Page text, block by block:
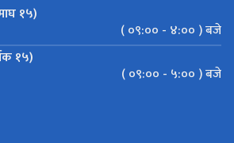
१५)
( ०९:०० - ४:०० ) बजे
१५)
( ०९:०० - ५:०० ) बजे